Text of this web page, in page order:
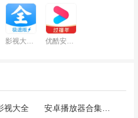
视大全 安卓播放器合集：看视频用哪个软件